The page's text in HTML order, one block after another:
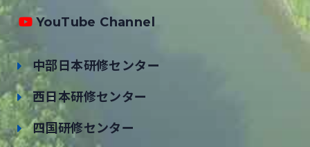
YouTube Channel
中部日本研修センター
西日本研修センター
四国研修センター